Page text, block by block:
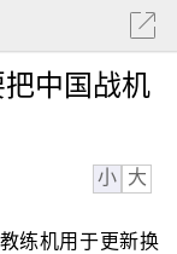
中国战机
小 大
练机用于更新换